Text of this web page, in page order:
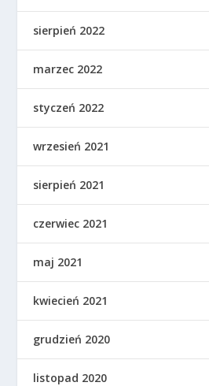
sierpień 2022
marzec 2022
styczeń 2022
wrzesień 2021
sierpień 2021
czerwiec 2021
maj 2021
kwiecień 2021
grudzień 2020
listopad 2020